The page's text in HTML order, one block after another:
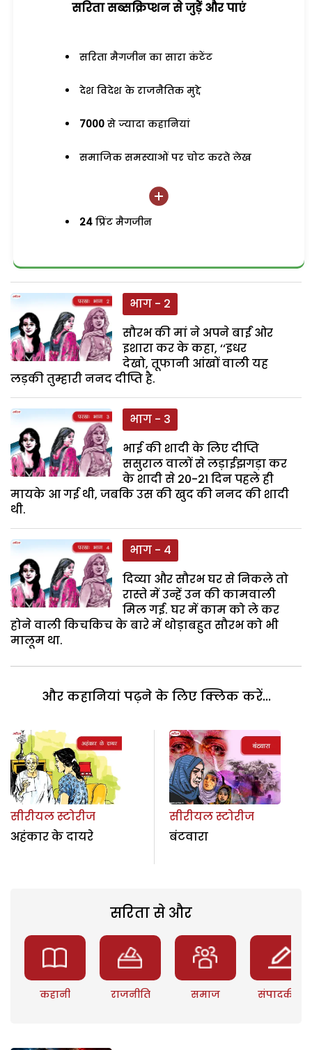
सरिता सब्सक्रिप्शन से जुड़ेें और पाएं
सरिता मैगजीन का सारा कंटेंट
देश विदेश के राजनैतिक मुद्दे
7000 से ज्यादा कहानियां
समाजिक समस्याओं पर चोट करते लेख
24 प्रिंट मैगजीन
भाग - 2
सौरभ की मां ने अपने बाईं ओर
इशारा कर के कहा, ‘‘इधर
देखो, तूफानी आंखों वाली यह
लड़की तुम्हारी ननद दीप्ति है.
भाग - 3
भाई की शादी के लिए दीप्ति
ससुराल वालों से लड़ाईझगड़ा कर
के शादी से 20-21 दिन पहले ही
मायके आ गई थी, जबकि उस की खुद की ननद की शादी
थी.
भाग - 4
दिव्या और सौरभ घर से निकले तो
रास्ते में उन्हें उन की कामवाली
मिल गई. घर में काम को ले कर
होने वाली किचकिच के बारे में थोड़ाबहुत सौरभ को भी
मालूम था.
और कहानियां पढ़ने के लिए क्लिक करें...
सीरीयल स्टोरीज
अहंकार के दायरे
सीरीयल स्टोरीज
बंटवारा
सरिता से और
कहानी राजनीति समाज संपादकीय